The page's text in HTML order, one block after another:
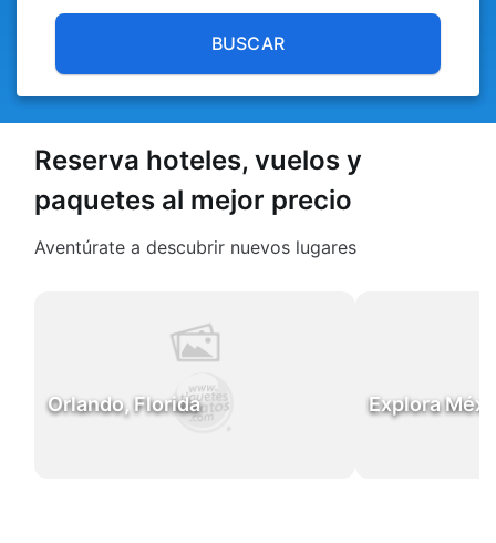
BUSCAR
Reserva hoteles, vuelos y
paquetes al mejor precio
Aventúrate a descubrir nuevos lugares
Orlando, Florida Explora